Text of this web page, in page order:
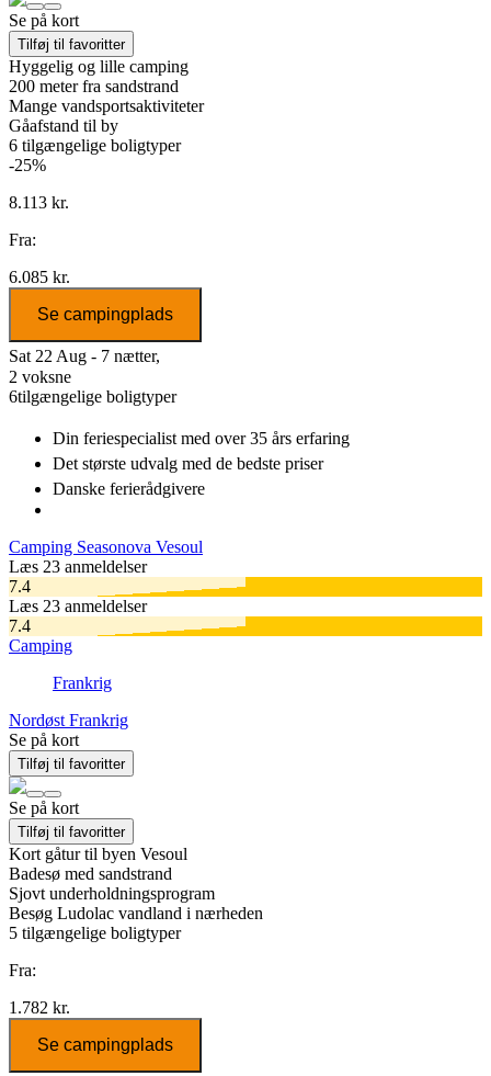
Se på kort
Tilføj til favoritter
Hyggelig og lille camping
200 meter fra sandstrand
Mange vandsportsaktiviteter
Gåafstand til by
6 tilgængelige boligtyper
-25%
8.113 kr.
Fra:
6.085 kr.
Se campingplads
Sat 22 Aug - 7 nætter,
2 voksne
6tilgængelige boligtyper
Din feriespecialistmed over 35 års erfaring
Det største udvalg med de bedste priser
Danske ferierådgivere
Camping Seasonova Vesoul
Læs 23 anmeldelser
7.4
Læs 23 anmeldelser
7.4
Camping
Frankrig
Nordøst Frankrig
Se på kort
Tilføj til favoritter
Se på kort
Tilføj til favoritter
Kort gåtur til byen Vesoul
Badesø med sandstrand
Sjovt underholdningsprogram
Besøg Ludolac vandland i nærheden
5 tilgængelige boligtyper
Fra:
1.782 kr.
Se campingplads